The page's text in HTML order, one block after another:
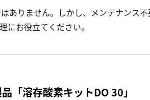
ありません。しかし、メンテナンス
にお役立てください。
「溶存酸素キットDO 30」